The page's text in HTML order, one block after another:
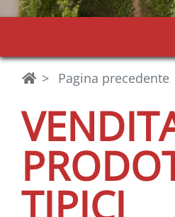
Pagina precedente
TIPICI